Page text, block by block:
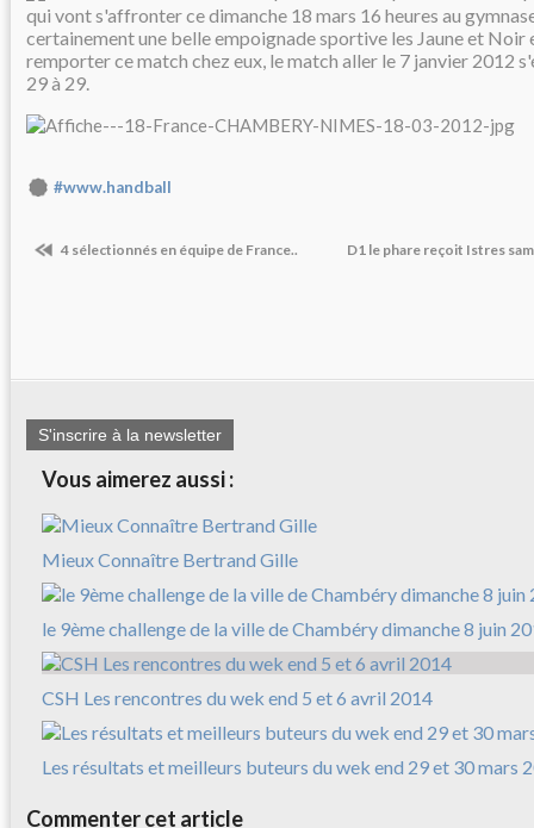
qui vont s'affronter ce dimanche 18 mars 16 heures au
certainement une belle empoignade sportive les Jaune et Noir
remporter ce match chez eux, le match aller le 7 janvier 2012
29 à 29.
#www.handball
4 sélectionnés en équipe de France.. D1 le phare reçoit Istres
S'inscrire à la newsletter
Vous aimerez aussi :
Mieux Connaître Bertrand Gille
le 9ème challenge de la ville de Chambéry dimanche 8 juin
CSH Les rencontres du wek end 5 et 6 avril 2014
Les résultats et meilleurs buteurs du wek end 29 et 30 mars
Commenter cet article